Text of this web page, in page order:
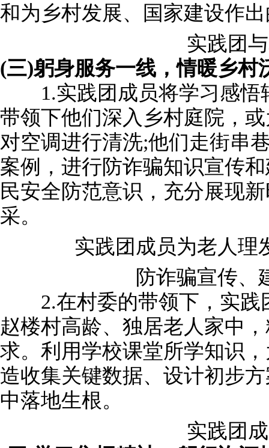
和为乡村发展、国家建设作
实践团与
(三)躬身服务一线，情暖乡村
1.实践团成员将学习感悟
带领下他们深入乡村庭院，
对空调进行清洗;他们走街串
案例，进行防诈骗知识宣传
民安全防范意识，充分展现
采。
实践团成员为老人理
防诈骗宣传、
2.在村委的带领下，实践
赵楼村高龄、独居老人家中
求。利用学校课堂所学知识
造收集关键数据、设计初步
中落地生根。
实践团成